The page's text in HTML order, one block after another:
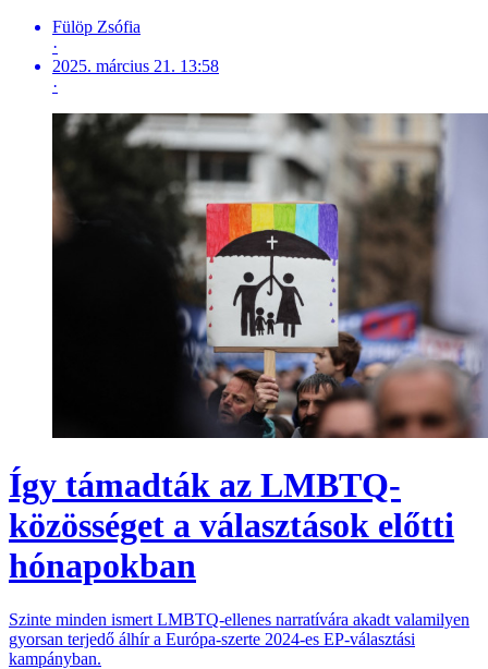
Fülöp Zsófia
·
2025. március 21. 13:58
·
Így támadták az LMBTQ-
közösséget a választások előtti
hónapokban
Szinte minden ismert LMBTQ-ellenes narratívára akadt valamilyen
gyorsan terjedő álhír a Európa-szerte 2024-es EP-választási
kampányban.